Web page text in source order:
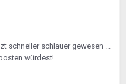
schneller schlauer gewesen ...
würdest!